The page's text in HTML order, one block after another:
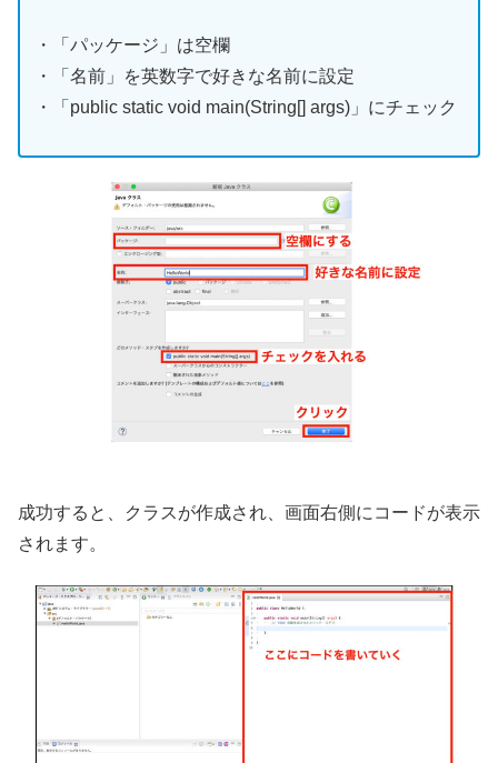
・「パッケージ」は空欄
・「名前」を英数字で好きな名前に設定
・「public static void main(String[] args)」にチェック
成功すると、クラスが作成され、画面右側にコードが表示
されます。